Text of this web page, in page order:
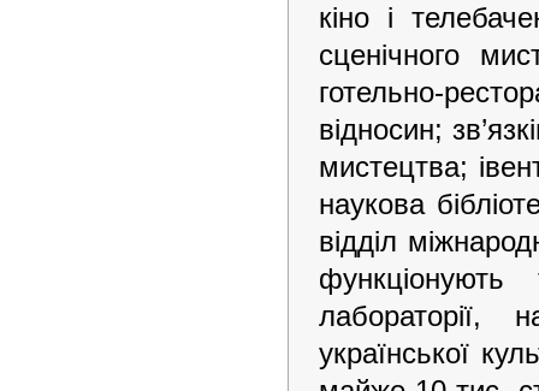
кіно і
сценічного
готельно-
відносин;
мистецтва;
наукова
відділ
функціонують
лабораторії,
української